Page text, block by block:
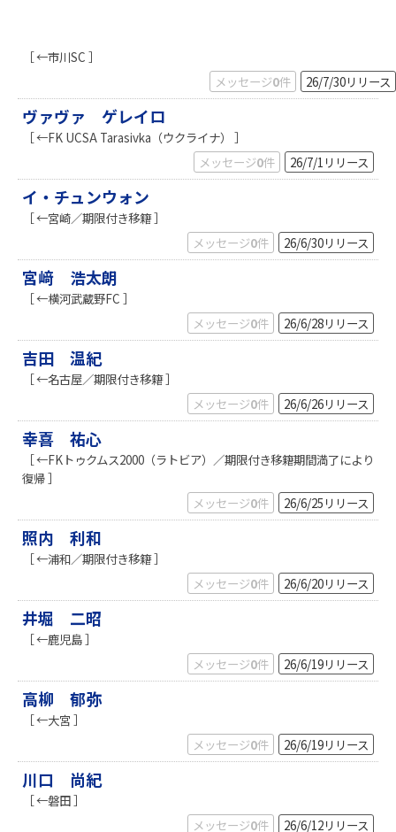
［ ←市川SC ］
メッセージ0件 26/7/30リリース
ヴァヴァ ゲレイロ
［ ←FK UCSA Tarasivka（ウクライナ） ］
メッセージ0件 26/7/1 リリース
イ・チュンウォン
［ ←宮崎／期限付き移籍 ］
メッセージ0件 26/6/30リリース
宮﨑 浩太朗
［ ←横河武蔵野FC ］
メッセージ0件 26/6/28リリース
吉田 温紀
［ ←名古屋／期限付き移籍 ］
メッセージ0件 26/6/26リリース
幸喜 祐心
［ ←FKトゥクムス2000（ラトビア）／期限付き移籍期間満了により
復帰 ］
メッセージ0件 26/6/25 リリース
照内 利和
［ ←浦和／期限付き移籍 ］
メッセージ0件 26/6/20リリース
井堀 二昭
［ ←鹿児島 ］
メッセージ0件 26/6/19リリース
高柳 郁弥
［ ←大宮 ］
メッセージ0件 26/6/19リリース
川口 尚紀
［ ←磐田 ］
メッセージ0件 26/6/12リリース